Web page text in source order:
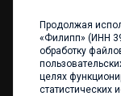
Продолжая
«Филипп» (ИНН
обработку
целях
статистических